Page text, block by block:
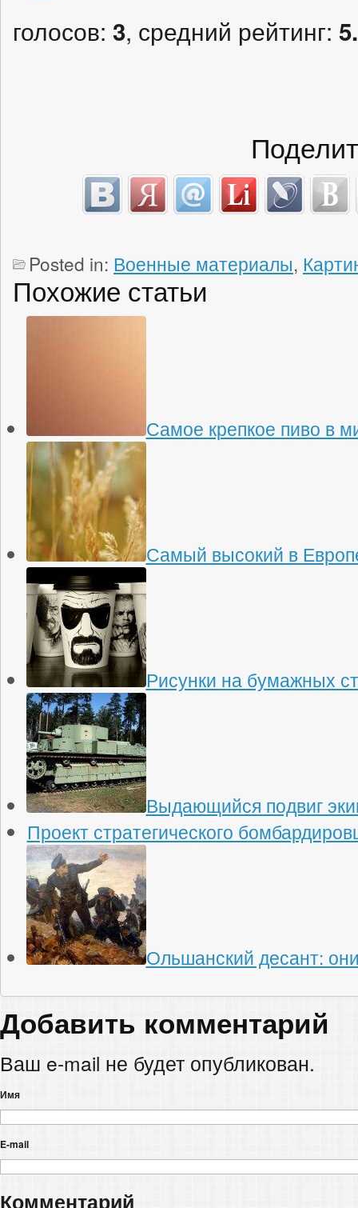
голосов: 3, средний рейтинг:
Posted in: Военные материалы,
Похожие статьи
Самое крепкое пиво в
Самый высокий в
Рисунки на бумажных
Выдающийся подвиг
Проект стратегического
Ольшанский десант:
Добавить комментарий
Ваш e-mail не будет опубликован.
Имя
E-mail
Комментарий